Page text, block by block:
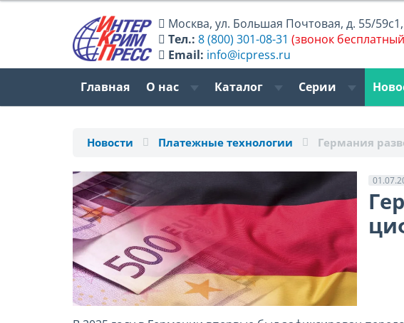
Москва,ул. Большая Почтовая, д. 55/
Тел.: 8 (800) 301-08-31 (звонок
Email: info@icpress.ru
Главная О нас Каталог Серии
Новости Платежные технологии Германия